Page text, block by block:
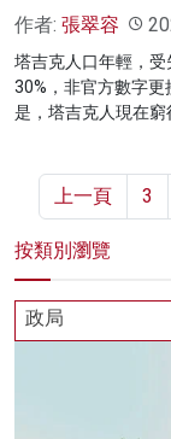
作者: 張翠容
塔吉克人口年輕，
30%，非官方數字
是，塔吉克人現在窮
上一頁 3
按類別瀏覽
政局